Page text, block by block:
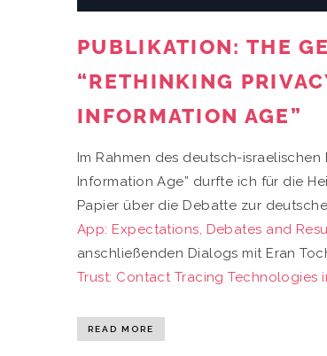
PUBLIKATION: THE
“RETHINKING
INFORMATION AGE”
Im Rahmen des deutsch-
Information Age” durfte ich für die
Papier über die Debatte zur
App: Expectations, Debates and
anschließenden Dialogs mit Eran
Trust: Contact Tracing Technologies
READ MORE